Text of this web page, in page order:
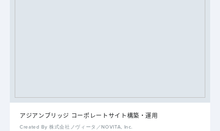
アジアンブリッジ コーポレートサイト構築・運用
Created By 株式会社ノヴィータ／NOVITA, Inc.